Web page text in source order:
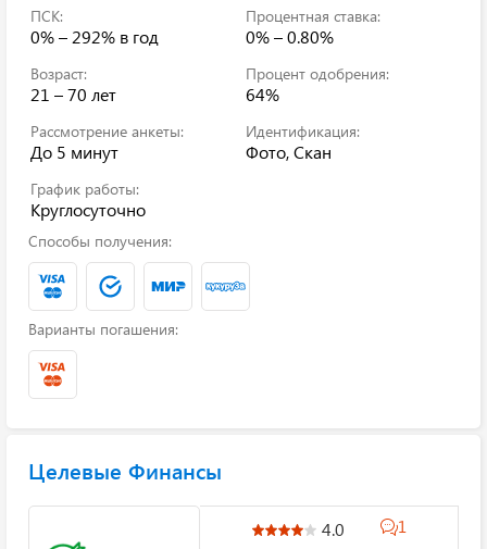
ПСК:
0% – 292% в год
Процентная ставка:
0% – 0.80%
Возраст:
21 – 70 лет
Процент одобрения:
64%
Рассмотрение анкеты:
До 5 минут
Идентификация:
Фото, Скан
График работы:
Круглосуточно
Способы получения:
Варианты погашения:
Целевые Финансы
4.0 1